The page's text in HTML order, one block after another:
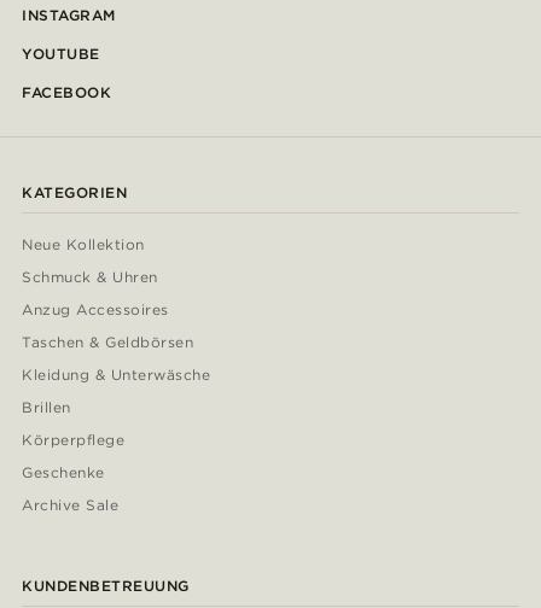
INSTAGRAM
YOUTUBE
FACEBOOK
KATEGORIEN
Neue Kollektion
Schmuck & Uhren
Anzug Accessoires
Taschen & Geldbörsen
Kleidung & Unterwäsche
Brillen
Körperpflege
Geschenke
Archive Sale
KUNDENBETREUUNG